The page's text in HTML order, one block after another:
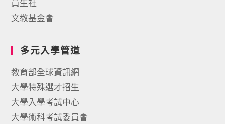
員生社
文教基金會
多元入學管道
教育部全球資訊網
大學特殊選才招生
大學入學考試中心
大學術科考試委員會